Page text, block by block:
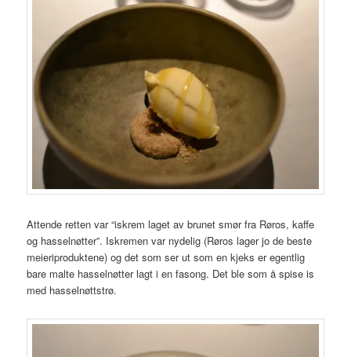
Attende retten var “iskrem laget av brunet smør fra Røros, kaffe
og hasselnøtter”. Iskremen var nydelig (Røros lager jo de beste
meieriproduktene) og det som ser ut som en kjeks er egentlig
bare malte hasselnøtter lagt i en fasong. Det ble som å spise is
med hasselnøttstrø.